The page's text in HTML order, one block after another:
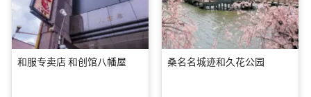
和服专卖店 和创馆八幡屋 桑名名城迹和久花公园